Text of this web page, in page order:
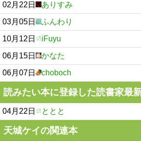
02月22日 ありすみ
03月05日 ふんわり
10月12日 iFuyu
06月15日 かなた
06月07日 choboch
読みたい本に登録した読書家最
04月22日 ととと
天城ケイの関連本